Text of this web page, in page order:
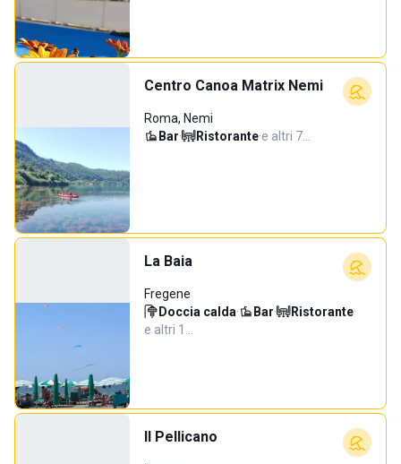
Centro Canoa Matrix Nemi
Roma, Nemi
Bar· Ristorante·e altri 7…
La Baia
Fregene
Doccia calda· Bar· Ristorante·
e altri 1…
Il Pellicano